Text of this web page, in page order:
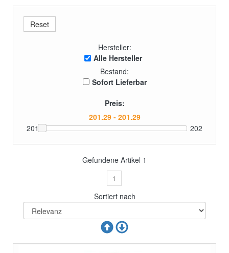
Hersteller:
Alle Hersteller
Bestand:
Sofort Lieferbar
Preis:
201 202
Gefundene Artikel 1
1
Sortiert nach